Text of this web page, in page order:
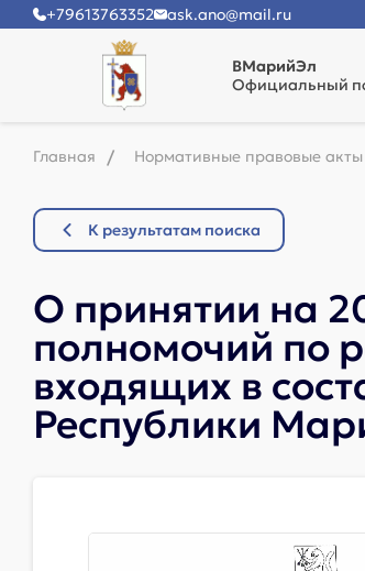
+79613763352 ask.ano@mail.ru
ВМарийЭл
Официальный
Главная Нормативные правовые акты
К результатам поиска
О принятии на
полномочий по
входящих в
Республики